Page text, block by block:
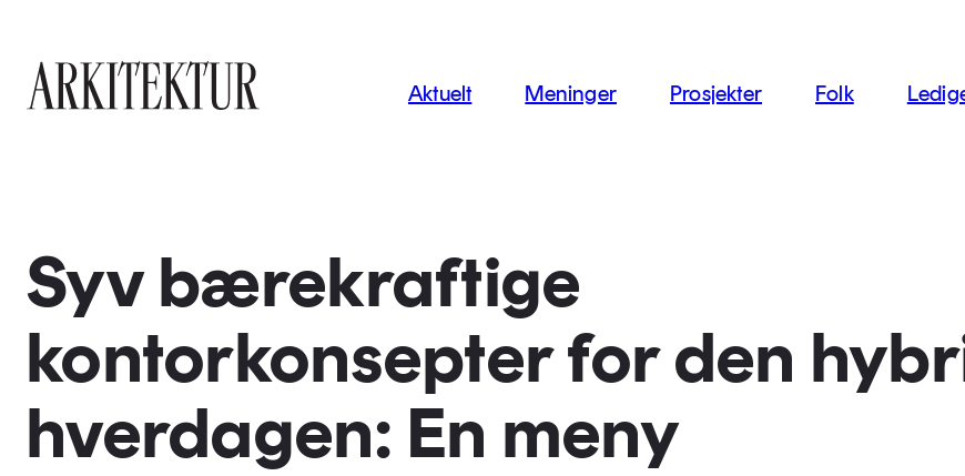
Aktuelt Meninger Prosjekter Folk
Syv bærekraftige
kontorkonsepter for den
hverdagen: En meny